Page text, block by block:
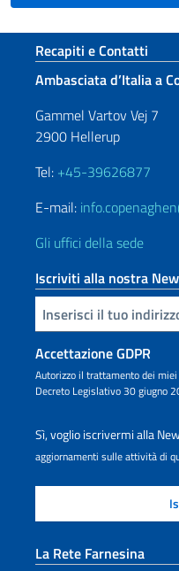
Sezione
Recapiti e Contatti
Ambasciata d’Italia a
Gammel Vartov Vej 7
2900 Hellerup
Tel: +45-39626877
E-mail:
Gli uffici della sede
Iscriviti alla nostra
Inserisci la tua email
Accettazione GDPR
Autorizzo il trattamento dei
Decreto Legislativo 30 giugno
Sì, voglio iscrivermi alla
aggiornamenti sulle attività di
La Rete Farnesina